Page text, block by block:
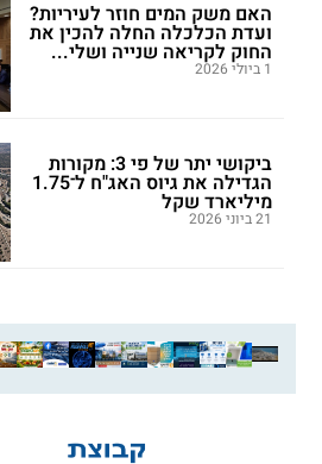
האם משק המים חוזר לעיריות?
ועדת הכלכלה החלה להכין את
החוק לקריאה שנייה ושלי...
1 ביולי 2026
ביקושי יתר של פי 3: מקורות
הגדילה את גיוס האג"ח ל־1.75
מיליארד שקל
21 ביוני 2026